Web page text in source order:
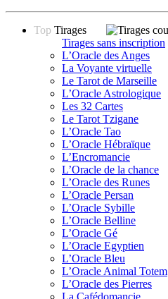
Top Tirages
Tirages sans inscription
L’Oracle des Anges
La Voyante virtuelle
Le Tarot de Marseille
L’Oracle Astrologique
Les 32 Cartes
Le Tarot Tzigane
L’Oracle Tao
L’Oracle Hébraïque
L’Encromancie
L’Oracle de la chance
L’Oracle des Runes
L’Oracle Persan
L’Oracle Sybille
L’Oracle Belline
L’Oracle Gé
L’Oracle Egyptien
L’Oracle Bleu
L’Oracle Animal Totem
L’Oracle des Pierres
La Cafédomancie